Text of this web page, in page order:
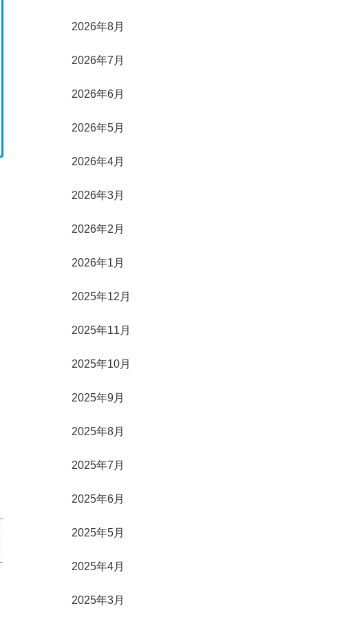
2026年8月
2026年7月
2026年6月
2026年5月
2026年4月
2026年3月
2026年2月
2026年1月
2025年12月
2025年11月
2025年10月
2025年9月
2025年8月
2025年7月
2025年6月
2025年5月
2025年4月
2025年3月